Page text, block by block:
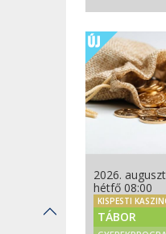
2026.
hétfő 08:00
KISPESTI
TÁBOR